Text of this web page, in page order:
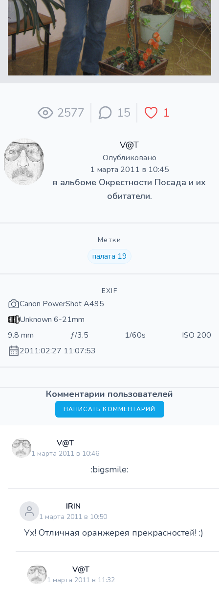
2577 15 1
V@T
Опубликовано
1 марта 2011 в 10:45
в альбоме Окрестности Посада и их
обитатели.
Метки
палата 19
EXIF
Canon PowerShot A495
Unknown 6-21mm
9.8 mm
ƒ/3.5 1/60s
ISO 200
2011:02:27 11:07:53
Комментарии пользователей
НАПИСАТЬ КОММЕНТАРИЙ
V@T
1 марта 2011 в 10:46
:bigsmile:
IRIN
1 марта 2011 в 10:50
Ух! Отличная оранжерея прекрасностей! :)
V@T
1 марта 2011 в 11:32